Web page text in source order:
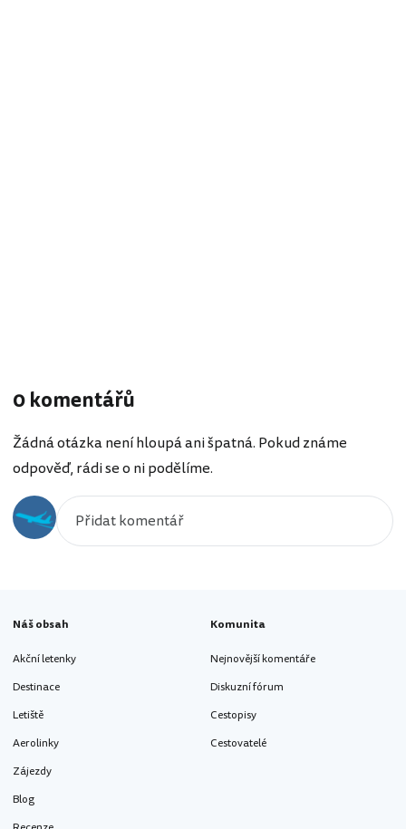
0 komentářů
Žádná otázka není hloupá ani špatná. Pokud známe
odpověď, rádi se o ni podělíme.
Náš obsah
Akční letenky
Destinace
Letiště
Aerolinky
Zájezdy
Blog
Komunita
Nejnovější komentáře
Diskuzní fórum
Cestopisy
Cestovatelé